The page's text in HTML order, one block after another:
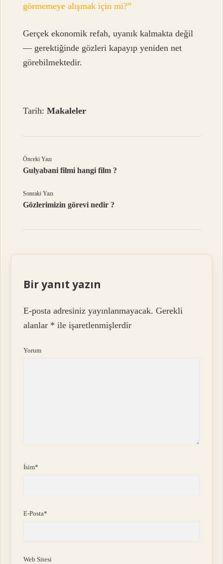
görmemeye alışmak için mi?”
Gerçek ekonomik refah, uyanık kalmakta değil
— gerektiğinde gözleri kapayıp yeniden net
görebilmektedir.
Tarih:Makaleler
Önceki Yazı
Gulyabani filmi hangi film ?
Sonraki Yazı
Gözlerimizin görevi nedir ?
Bir yanıt yazın
E-posta adresiniz yayınlanmayacak. Gerekli
alanlar * ile işaretlenmişlerdir
Yorum
İsim*
E-Posta*
Web Sitesi